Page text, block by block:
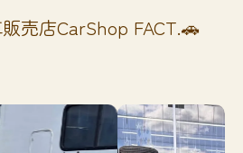
売店CarShop FACT.🚗